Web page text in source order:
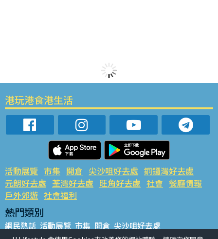
港玩港食港生活
活動展覽 市集 開倉 尖沙咀好去處 銅鑼灣好去處
元朗好去處 荃灣好去處 旺角好去處 社會 餐廳情報
戶外郊遊 社會福利
熱門類別
網民熱話 活動展覽 市集 開倉 尖沙咀好去處